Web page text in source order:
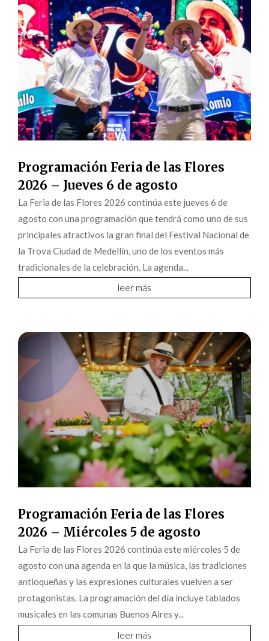
Programación Feria de las Flores
2026 – Jueves 6 de agosto
La Feria de las Flores 2026 continúa este jueves 6 de
agosto con una programación que tendrá como uno de sus
principales atractivos la gran final del Festival Nacional de
la Trova Ciudad de Medellín, uno de los eventos más
tradicionales de la celebración. La agenda...
leer más
Programación Feria de las Flores
2026 – Miércoles 5 de agosto
La Feria de las Flores 2026 continúa este miércoles 5 de
agosto con una agenda en la que la música, las tradiciones
antioqueñas y las expresiones culturales vuelven a ser
protagonistas. La programación del día incluye tablados
musicales en las comunas Buenos Aires y...
leer más